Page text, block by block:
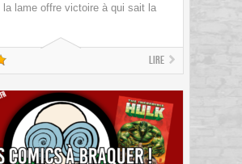
la lame offre victoire à qui sait la
Lire